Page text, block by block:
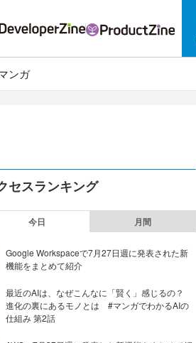
ンガ
セスランキング
今日 月間
Google Workspaceで7月27日週に発表された新
機能をまとめて紹介
最近のAIは、なぜこんなに「賢く」感じるの？
進化の裏にあるモノとは #マンガでわかるAIの
仕組み 第2話